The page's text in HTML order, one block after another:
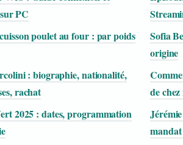
PC
poulet au four : par poids
Sofia
origine
: biographie, nationalité,
rachat
de
2025 : dates, programmation